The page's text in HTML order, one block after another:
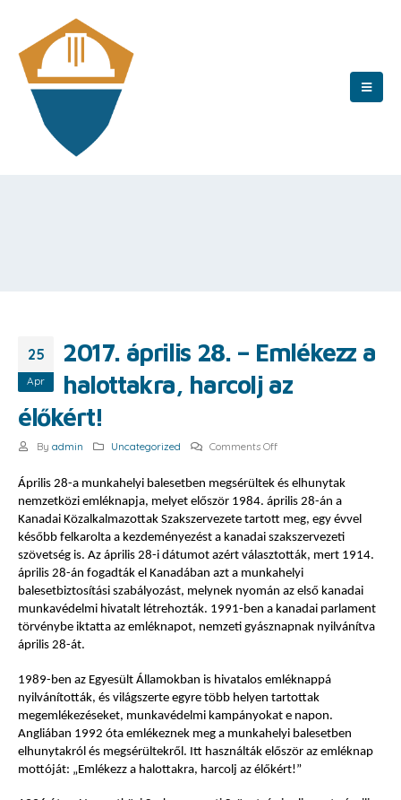
25
Apr
2017. április 28. – Emlékezz a
halottakra, harcolj az
élőkért!
By admin Uncategorized Comments Offon
április
28.
–
Emlékezz
a
halottakra,
harcolj
az
élőkért!
Április 28-a munkahelyi balesetben megsérültek és elhunytak
nemzetközi emléknapja, melyet először 1984. április 28-án a
Kanadai Közalkalmazottak Szakszervezete tartott meg, egy évvel
később felkarolta a kezdeményezést a kanadai szakszervezeti
szövetség is. Az április 28-i dátumot azért választották, mert 1914.
április 28-án fogadták el Kanadában azt a munkahelyi
balesetbiztosítási szabályozást, melynek nyomán az első kanadai
munkavédelmi hivatalt létrehozták. 1991-ben a kanadai parlament
törvénybe iktatta az emléknapot, nemzeti gyásznapnak nyilvánítva
április 28-át.
1989-ben az Egyesült Államokban is hivatalos emléknappá
nyilvánították, és világszerte egyre több helyen tartottak
megemlékezéseket, munkavédelmi kampányokat e napon.
Angliában 1992 óta emlékeznek meg a munkahelyi balesetben
elhunytakról és megsérültekről. Itt használták először az emléknap
mottóját: „Emlékezz a halottakra, harcolj az élőkért!”